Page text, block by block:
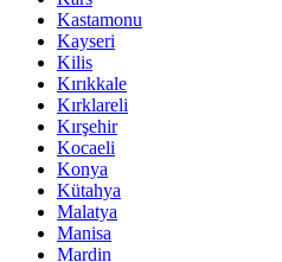
Kastamonu
Kayseri
Kilis
Kırıkkale
Kırklareli
Kırşehir
Kocaeli
Konya
Kütahya
Malatya
Manisa
Mardin